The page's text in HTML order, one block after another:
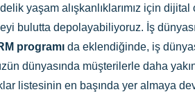
yaşam alışkanlıklarımız için
bulutta depolayabiliyoruz. İş
programı da eklendiğinde, iş
dünyasında müşterilerle daha
listesinin en başında yer almaya